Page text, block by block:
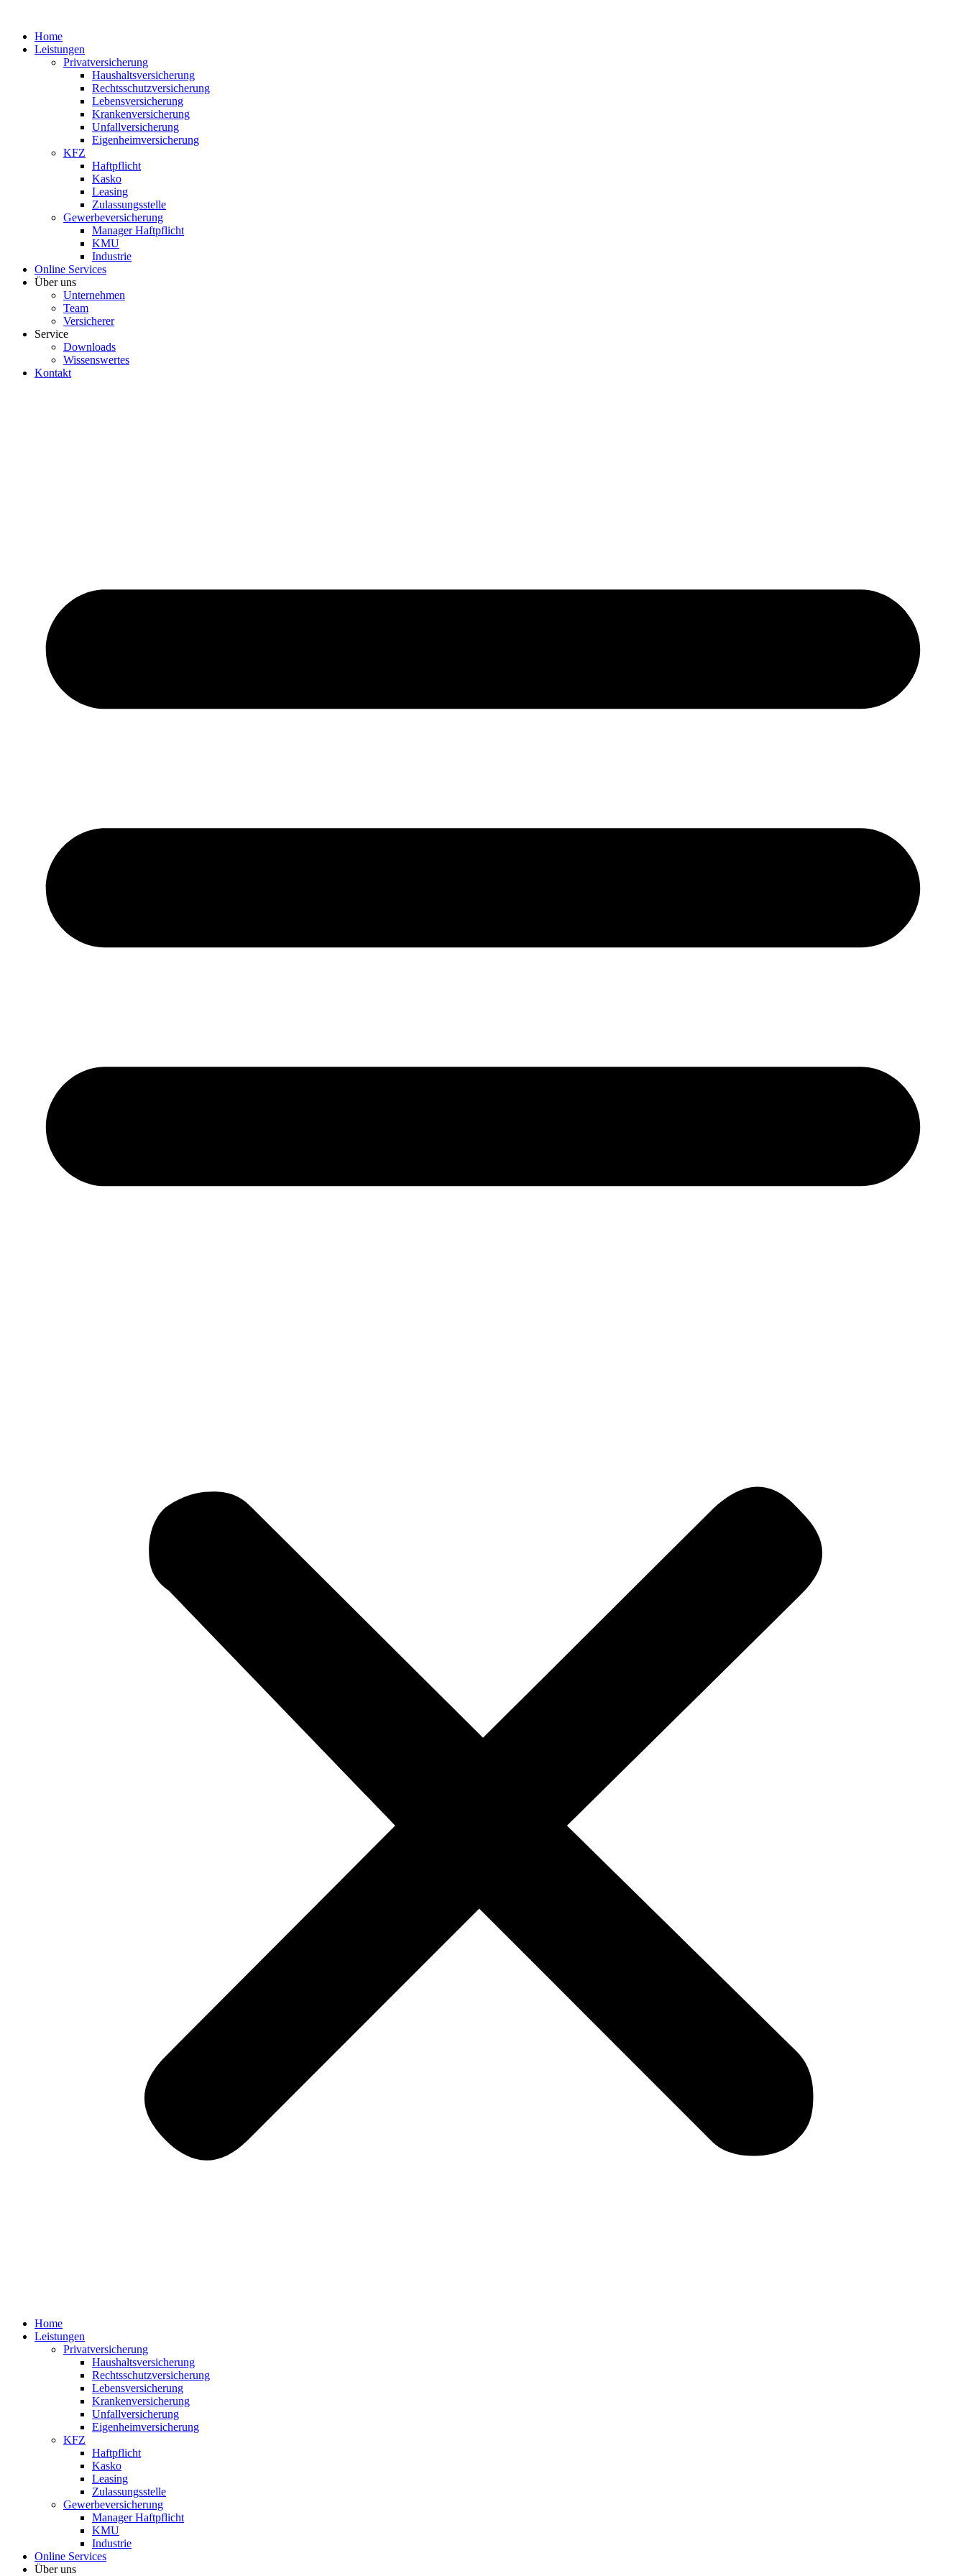
wechselnHome
Leistungen
Privatversicherung
Haushaltsversicherung
Rechtsschutzversicherung
Lebensversicherung
Krankenversicherung
Unfallversicherung
Eigenheimversicherung
KFZ
Haftpflicht
Kasko
Leasing
Zulassungsstelle
Gewerbeversicherung
Manager Haftpflicht
KMU
Industrie
Online Services
Über uns
Unternehmen
Team
Versicherer
Service
Downloads
Wissenswertes
Kontakt
Home
Leistungen
Privatversicherung
Haushaltsversicherung
Rechtsschutzversicherung
Lebensversicherung
Krankenversicherung
Unfallversicherung
Eigenheimversicherung
KFZ
Haftpflicht
Kasko
Leasing
Zulassungsstelle
Gewerbeversicherung
Manager Haftpflicht
KMU
Industrie
Online Services
Über uns